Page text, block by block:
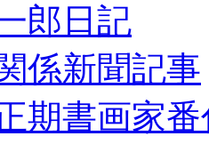
郎日記
係新聞記事
期書画家